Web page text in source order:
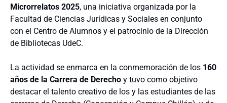
Microrrelatos 2025, una iniciativa organizada por la
Facultad de Ciencias Jurídicas y Sociales en conjunto
con el Centro de Alumnos y el patrocinio de la Dirección
de Bibliotecas UdeC.
La actividad se enmarca en la conmemoración de los 160
años de la Carrera de Derecho y tuvo como objetivo
destacar el talento creativo de los y las estudiantes de las